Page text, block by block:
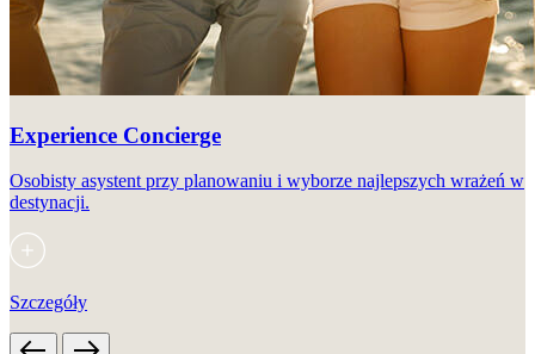
Experience Concierge
Osobisty asystent przy planowaniu i wyborze najlepszych wrażeń w
destynacji.
Szczegóły